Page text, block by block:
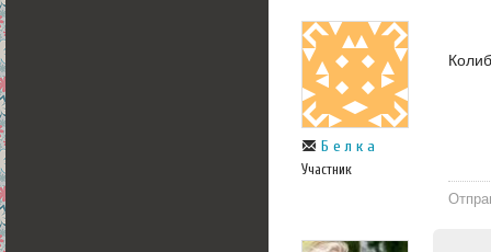
Б е л к а
Участник